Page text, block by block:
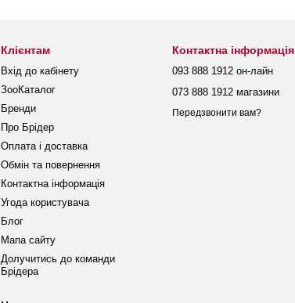
Клієнтам
Вхід до кабінету
ЗооКаталог
Бренди
Про Брідер
Оплата і доставка
Обмін та повернення
Контактна інформація
Угода користувача
Блог
Мапа сайту
Долучитись до команди
Брідера
Контактна інформація
093 888 1912 он-лайн
073 888 1912 магазини
Передзвонити вам?